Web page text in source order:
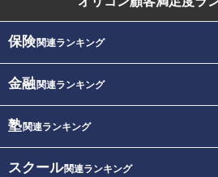
保険関連ランキング
金融関連ランキング
塾関連ランキング
スクール関連ランキング